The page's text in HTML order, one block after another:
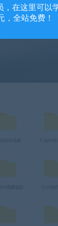
，在这里可以
，全站免费！